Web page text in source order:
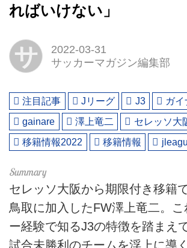
ればいけない」
サ
2022-03-31
サッカーマガジン編集部
注目記事 Jリーグ J3
ガ
gainare
澤上竜二
セレッソ大
移籍情報2022
移籍情報
セレッソ大阪から期限付き移籍
鳥取に加入したFW澤上竜二。
ー経験で知るJ3の特徴を踏まえ
試合未勝利のチームを浮上に導